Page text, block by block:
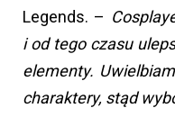
Legends. –
i od tego czasu
elementy.
charaktery, stąd